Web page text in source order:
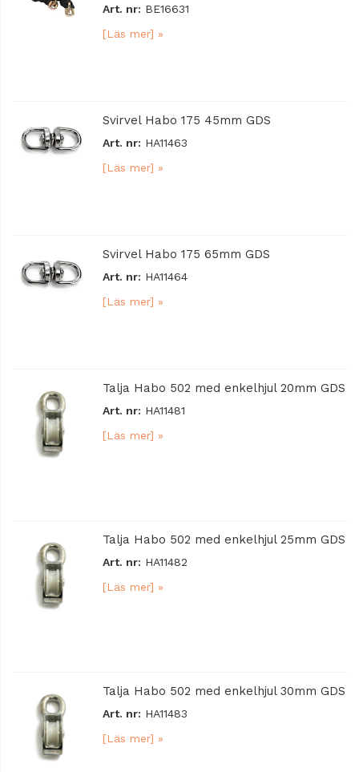
Art. nr: BE16631
[Läs mer] »
Svirvel Habo 175 45mm GDS
Art. nr: HA11463
[Läs mer] »
Svirvel Habo 175 65mm GDS
Art. nr: HA11464
[Läs mer] »
Talja Habo 502 med enkelhjul 20mm GDS
Art. nr: HA11481
[Läs mer] »
Talja Habo 502 med enkelhjul 25mm GDS
Art. nr: HA11482
[Läs mer] »
Talja Habo 502 med enkelhjul 30mm GDS
Art. nr: HA11483
[Läs mer] »